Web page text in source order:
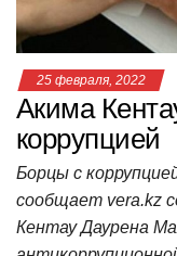
25 февраля, 2022
Акима
коррупцией
Борцы с
сообщает vera.kz
Кентау Даурена